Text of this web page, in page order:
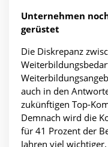
Unternehmen
gerüstet
Die Diskrepanz
auch in den
zukünftigen Top-
Demnach wird die
für 41 Prozent der
Jahren viel